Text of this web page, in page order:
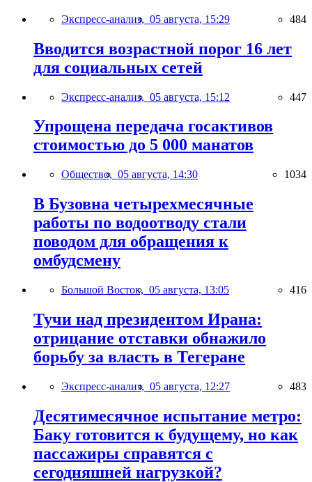
Экспресс-анализ, 05 августа, 15:29 484
Вводится возрастной порог 16 лет
для социальных сетей
Экспресс-анализ, 05 августа, 15:12 447
Упрощена передача госактивов
стоимостью до 5 000 манатов
Общество, 05 августа, 14:30 1034
В Бузовна четырехмесячные
работы по водоотводу стали
поводом для обращения к
омбудсмену
Большой Восток, 05 августа, 13:05 416
Тучи над президентом Ирана:
отрицание отставки обнажило
борьбу за власть в Тегеране
Экспресс-анализ, 05 августа, 12:27 483
Десятимесячное испытание метро:
Баку готовится к будущему, но как
пассажиры справятся с
сегодняшней нагрузкой?